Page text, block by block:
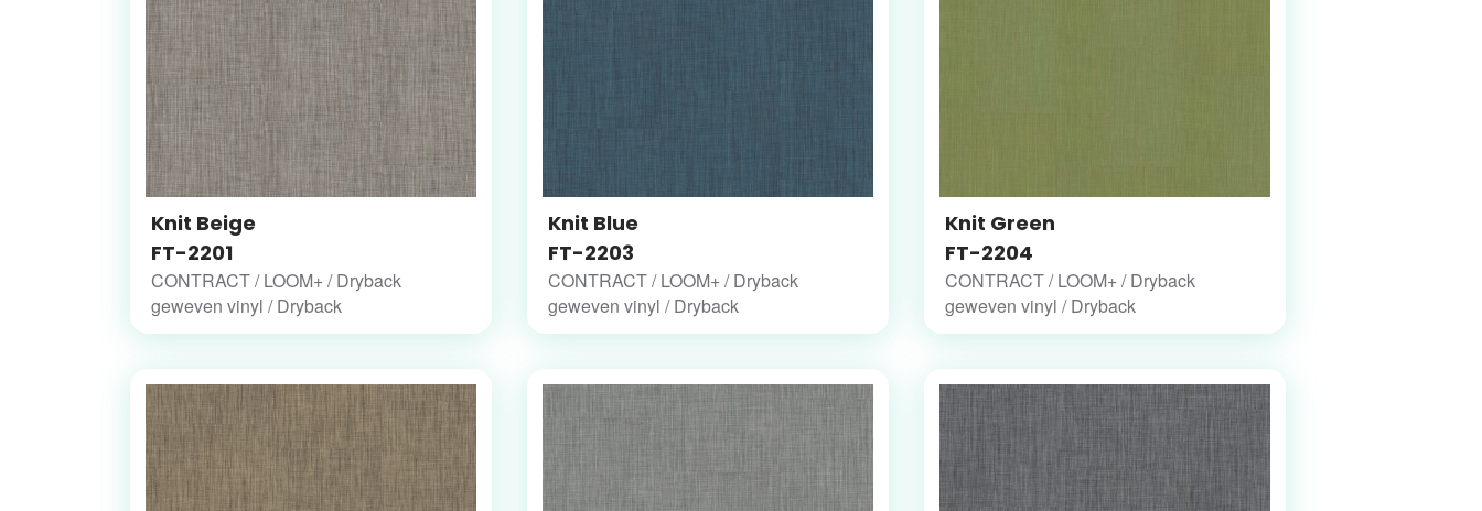
Knit Beige
FT-2201
CONTRACT / LOOM+ / Dryback
geweven vinyl / Dryback
Knit Blue
FT-2203
CONTRACT / LOOM+ / Dryback
geweven vinyl / Dryback
Knit Green
FT-2204
CONTRACT / LOOM+ / Dryback
geweven vinyl / Dryback